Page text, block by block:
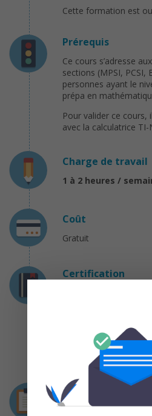
Cette formation est
Prérequis
Ce cours s’adresse
sections (MPSI, PCSI,
personnes ayant le
prépa en
Pour valider ce
avec la calculatrice TI-
Charge de travail
1 à 2 heures /
Coût
Gratuit
Certification
Vous devez
et obtenir une note
Un compte premium
mois) est nécessaire
certification.
Déroulement
De nouvelles vidéos